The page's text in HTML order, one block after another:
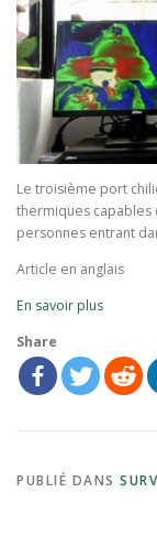
Le troisième port
thermiques
personnes entrant
Article en anglais
En savoir plus
Share
PUBLIÉ DANS